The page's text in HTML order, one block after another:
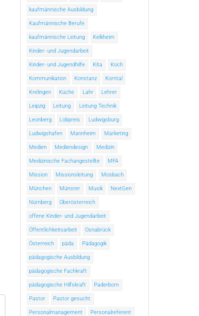
kaufmännische Ausbildung
Kaufmännische Berufe
kaufmännische Leitung Kelkheim
Kinder- und Jugendarbeit
Kinder- und Jugendhilfe Kita Koch
Kommunikation Konstanz Korntal
Krelingen Küche Lahr Lehrer
Leipzig Leitung Leitung Technik
Leonberg Lobpreis Ludwigsburg
Ludwigshafen Mannheim Marketing
Medien Mediendesign Medizin
Medizinische Fachangestellte MFA
Mission Missionsleitung Mosbach
München Münster Musik NextGen
Nürnberg Oberösterreich
offene Kinder- und Jugendarbeit
Öffentlichkeitsarbeit Osnabrück
Österreich päda Pädagogik
pädagogische Ausbildung
pädagogische Fachkraft
pädagogische Hilfskraft Paderborn
Pastor Pastor gesucht
Personalmanagement Personalreferent